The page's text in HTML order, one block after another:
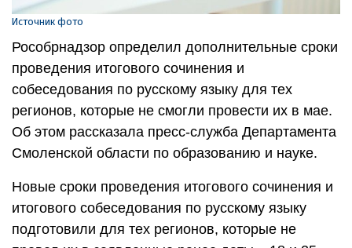
Источник фото
Рособрнадзор определил дополнительные сроки
проведения итогового сочинения и
собеседования по русскому языку для тех
регионов, которые не смогли провести их в мае.
Об этом рассказала пресс-служба Департамента
Смоленской области по образованию и науке.
Новые сроки проведения итогового сочинения и
итогового собеседования по русскому языку
подготовили для тех регионов, которые не